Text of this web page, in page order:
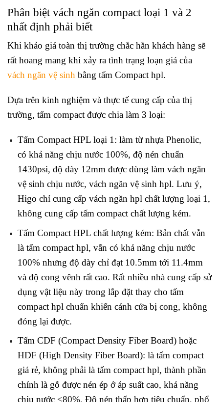
Phân biệt vách ngăn compact loại 1 và 2
nhất định phải biết
Khi khảo giá toàn thị trường chắc hẳn khách hàng sẽ
rất hoang mang khi xảy ra tình trạng loạn giá của
vách ngăn vệ sinh bằng tấm Compact hpl.
Dựa trên kinh nghiệm và thực tế cung cấp của thị
trường, tấm compact được chia làm 3 loại:
Tấm Compact HPL loại 1: làm từ nhựa Phenolic,
có khả năng chịu nước 100%, độ nén chuẩn
1430psi, độ dày 12mm được dùng làm vách ngăn
vệ sinh chịu nước, vách ngăn vệ sinh hpl. Lưu ý,
Higo chỉ cung cấp vách ngăn hpl chất lượng loại 1,
không cung cấp tấm compact chất lượng kém.
Tấm Compact HPL chất lượng kém: Bản chất vẫn
là tấm compact hpl, vẫn có khả năng chịu nước
100% nhưng độ dày chỉ đạt 10.5mm tới 11.4mm
và độ cong vênh rất cao. Rất nhiều nhà cung cấp sử
dụng vật liệu này trong lắp đặt thay cho tấm
compact hpl chuẩn khiến cánh cửa bị cong, không
đóng lại được.
Tấm CDF (Compact Density Fiber Board) hoặc
HDF (High Density Fiber Board): là tấm compact
giá rẻ, không phải là tấm compact hpl, thành phần
chính là gỗ được nén ép ở áp suất cao, khả năng
chịu nước <80%. Độ nén thấp hơn tiêu chuẩn, phổ